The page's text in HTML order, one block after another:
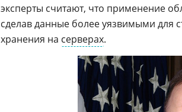
эксперты считают, что применение
сделав данные более уязвимыми для
хранения на серверах.